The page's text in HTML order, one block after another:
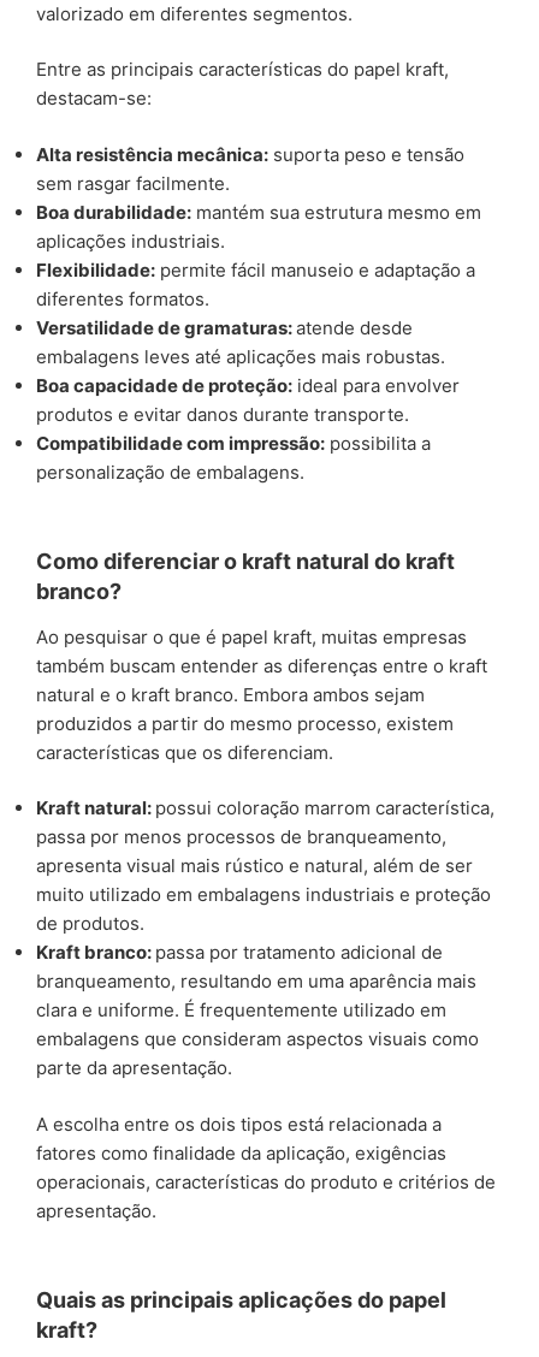
valorizado em diferentes segmentos.
Entre as principais características do papel kraft,
destacam-se:
Alta resistência mecânica: suporta peso e tensão
sem rasgar facilmente.
Boa durabilidade: mantém sua estrutura mesmo em
aplicações industriais.
Flexibilidade: permite fácil manuseio e adaptação a
diferentes formatos.
Versatilidade de gramaturas:atende desde
embalagens leves até aplicações mais robustas.
Boa capacidade de proteção: ideal para envolver
produtos e evitar danos durante transporte.
Compatibilidade com impressão: possibilita a
personalização de embalagens.
Como diferenciar o kraft natural do kraft
branco?
Ao pesquisar o que é papel kraft, muitas empresas
também buscam entender as diferenças entre o kraft
natural e o kraft branco. Embora ambos sejam
produzidos a partir do mesmo processo, existem
características que os diferenciam.
Kraft natural: possui coloração marrom característica,
passa por menos processos de branqueamento,
apresenta visual mais rústico e natural, além de ser
muito utilizado em embalagens industriais e proteção
de produtos.
Kraft branco: passa por tratamento adicional de
branqueamento, resultando em uma aparência mais
clara e uniforme. É frequentemente utilizado em
embalagens que consideram aspectos visuais como
parte da apresentação.
A escolha entre os dois tipos está relacionada a
fatores como finalidade da aplicação, exigências
operacionais, características do produto e critérios de
apresentação.
Quais as principais aplicações do papel
kraft?